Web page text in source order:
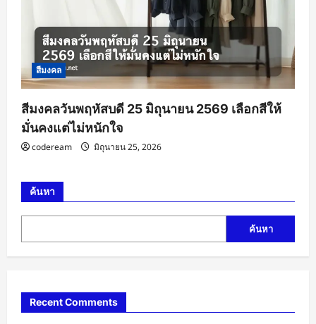
สีมงคล
สีมงคลวันพฤหัสบดี 25 มิถุนายน 2569 เลือกสีให้
มั่นคงแต่ไม่หนักใจ
codeream มิถุนายน 25, 2026
ค้นหา
ค้นหา
Recent Comments